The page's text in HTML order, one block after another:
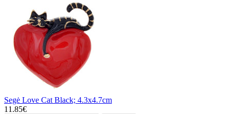
Segė Love Cat Black; 4.3x4.7cm
11.85€